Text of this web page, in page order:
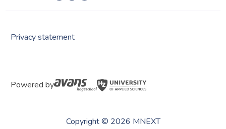
Copyright © 2026 MNEXT
Powered by
Privacy statement